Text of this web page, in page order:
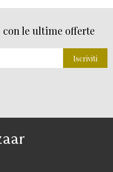
le ultime offerte
Iscriviti